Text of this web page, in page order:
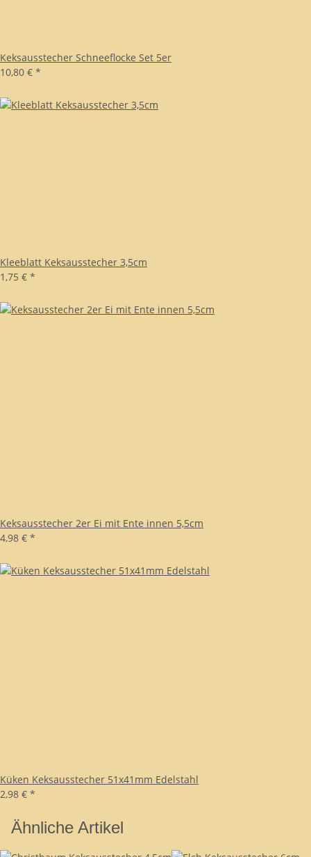
Keksausstecher Schneeflocke Set 5er
10,80 € *
Kleeblatt Keksausstecher 3,5cm
1,75 € *
Keksausstecher 2er Ei mit Ente innen 5,5cm
4,98 € *
Küken Keksausstecher 51x41mm Edelstahl
2,98 € *
Ähnliche Artikel